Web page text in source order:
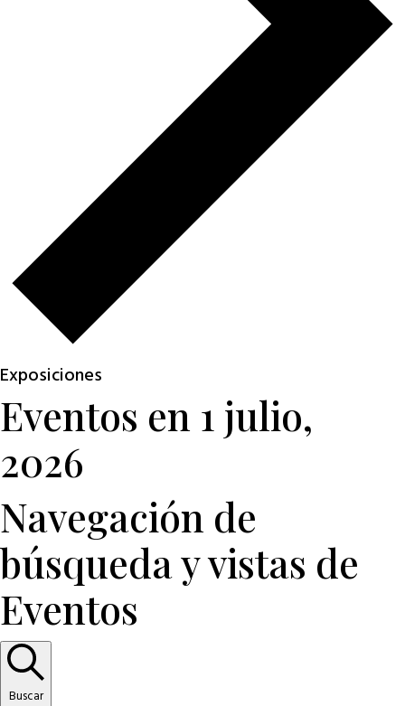
Exposiciones
Eventos en 1 julio,
2026
Navegación de
búsqueda y vistas de
Eventos
Buscar